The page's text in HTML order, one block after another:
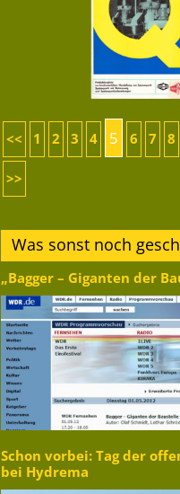
<< 1 2 3 4 5 6 7 8
>>
Was sonst noch
„Bagger – Giganten der
Schon vorbei: Tag der
bei Hydrema